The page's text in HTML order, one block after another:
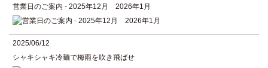
営業日のご案内 - 2025年12月 2026年1月
2025/06/12
シャキシャキ冷麺で梅雨を吹き飛ばせ